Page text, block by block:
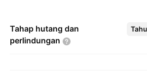
Tahap hutang dan
perlindungan